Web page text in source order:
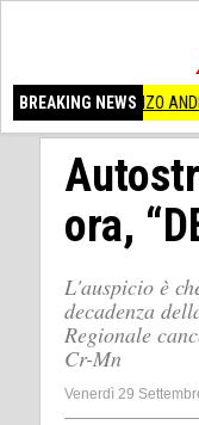
BREAKING NEWS
ANDRAOUS
ora,
L'auspicio è
decadenza
Regionale
Cr-Mn
Venerdì 29